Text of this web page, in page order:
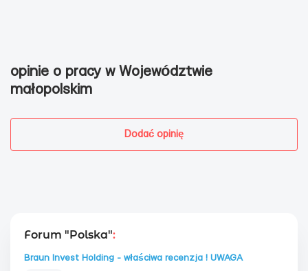
opinie o pracy w Województwie
małopolskim
Dodać opinię
Forum "Polska":
Braun Invest Holding - właściwa recenzja ! UWAGA